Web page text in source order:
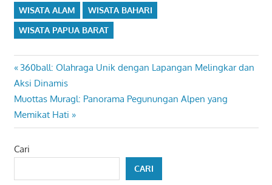
WISATA ALAM
WISATA BAHARI
WISATA PAPUA BARAT
Navigasi
pos
Previous
Post:
360ball: Olahraga Unik dengan Lapangan Melingkar dan
Aksi Dinamis
Next
Post:
Muottas Muragl: Panorama Pegunungan Alpen yang
Memikat Hati
Cari
CARI